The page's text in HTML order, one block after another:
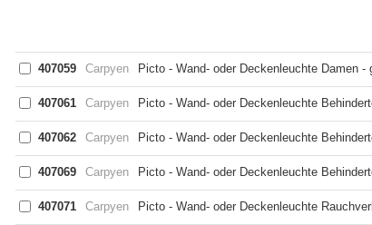
407059 Carpyen Picto - Wand- oder Deckenleuchte Damen -
407061 Carpyen Picto - Wand- oder Deckenleuchte
407062 Carpyen Picto - Wand- oder Deckenleuchte
407069 Carpyen Picto - Wand- oder Deckenleuchte
407071 Carpyen Picto - Wand- oder Deckenleuchte